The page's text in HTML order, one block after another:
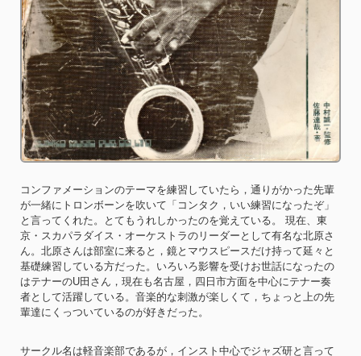
コンファメーションのテーマを練習していたら，通りがかった先輩
が一緒にトロンボーンを吹いて「コンタク，いい練習になったぞ」
と言ってくれた。とてもうれしかったのを覚えている。 現在、東
京・スカパラダイス・オーケストラのリーダーとして有名な北原さ
ん。北原さんは部室に来ると，鏡とマウスピースだけ持って延々と
基礎練習している方だった。いろいろ影響を受けお世話になったの
はテナーのU田さん，現在も名古屋，四日市方面を中心にテナー奏
者として活躍している。音楽的な刺激が楽しくて，ちょっと上の先
輩達にくっついているのが好きだった。
サークル名は軽音楽部であるが，インスト中心でジャズ研と言って